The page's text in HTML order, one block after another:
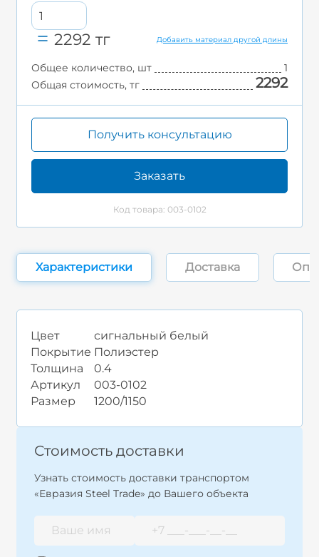
2292 тг Добавить материал другой длины
Общее количество, шт
1
Общая стоимость, тг
2292
Получить консультацию
Заказать
Код товара: 003-0102
Характеристики Доставка
Цвет
сигнальный белый
Покрытие Полиэстер
Толщина
0.4
Артикул
003-0102
Размер
1200/1150
Стоимость доставки
Узнать стоимость доставки транспортом
«Евразия Steel Trade» до Вашего объекта